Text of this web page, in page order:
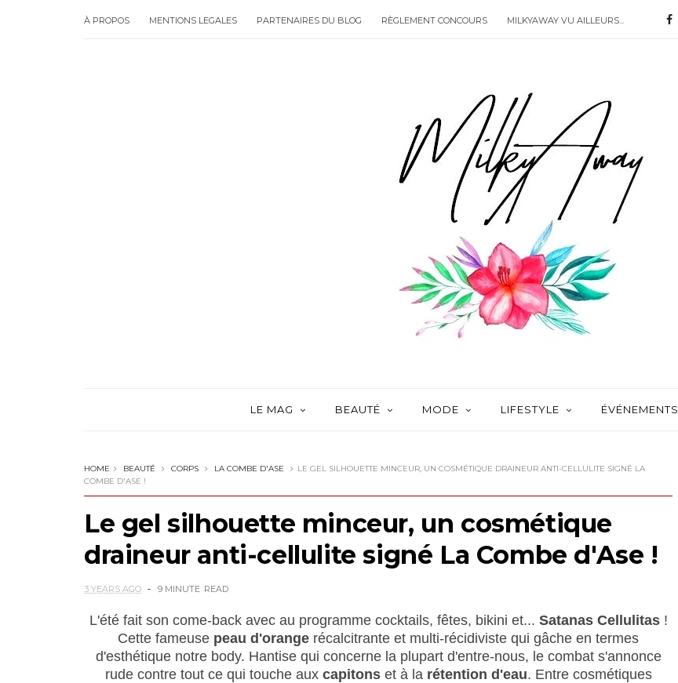
À PROPOS MENTIONS LEGALES PARTENAIRES DU BLOG RÈGLEMENT CONCOURS MILKYAWAY VU AILLEURS...
LE MAG BEAUTÉ MODE LIFESTYLE ÉVÉNEMENTS
HOME BEAUTÉ CORPS LA COMBE D'ASE
LE GEL SILHOUETTE MINCEUR, UN COSMÉTIQUE DRAINEUR ANTI-CELLULITE SIGNÉ LA
COMBE D'ASE !
Le gel silhouette minceur, un cosmétique
draineur anti-cellulite signé La Combe d'Ase !
3 YEARS AGO 9 MINUTE READ
L'été fait son come-back avec au programme cocktails, fêtes, bikini et... Satanas Cellulitas!
Cette fameuse peau d'orange récalcitrante et multi-récidiviste qui gâche en termes
d'esthétique notre body. Hantise qui concerne la plupart d'entre-nous, le combat s'annonce
rude contre tout ce qui touche aux capitonset à la rétention d'eau. Entre cosmétiques